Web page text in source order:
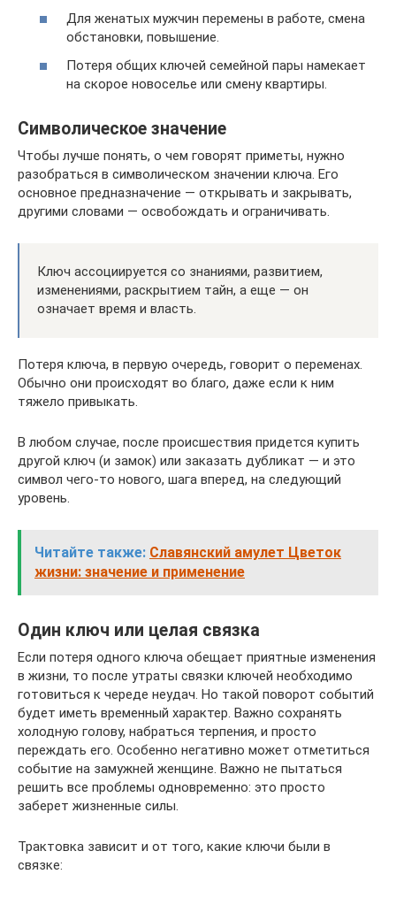
Для женатых мужчин перемены в работе, смена
обстановки, повышение.
Потеря общих ключей семейной пары намекает
на скорое новоселье или смену квартиры.
Символическое значение
Чтобы лучше понять, о чем говорят приметы, нужно
разобраться в символическом значении ключа. Его
основное предназначение — открывать и закрывать,
другими словами — освобождать и ограничивать.
Ключ ассоциируется со знаниями, развитием,
изменениями, раскрытием тайн, а еще — он
означает время и власть.
Потеря ключа, в первую очередь, говорит о переменах.
Обычно они происходят во благо, даже если к ним
тяжело привыкать.
В любом случае, после происшествия придется купить
другой ключ (и замок) или заказать дубликат — и это
символ чего-то нового, шага вперед, на следующий
уровень.
Читайте также: Славянский амулет Цветок
жизни: значение и применение
Один ключ или целая связка
Если потеря одного ключа обещает приятные изменения
в жизни, то после утраты связки ключей необходимо
готовиться к череде неудач. Но такой поворот событий
будет иметь временный характер. Важно сохранять
холодную голову, набраться терпения, и просто
переждать его. Особенно негативно может отметиться
событие на замужней женщине. Важно не пытаться
решить все проблемы одновременно: это просто
заберет жизненные силы.
Трактовка зависит и от того, какие ключи были в
связке: